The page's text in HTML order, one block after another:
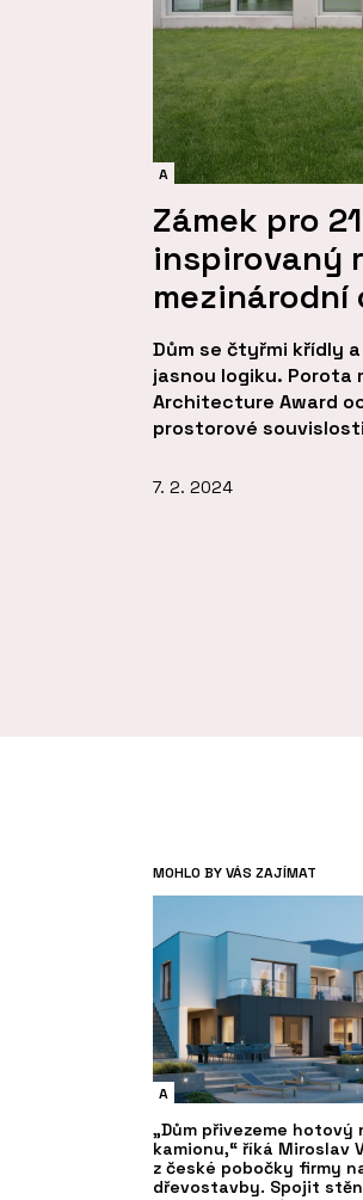
A
Zámek pro
inspirovaný
mezinárodní
Dům se čtyřmi křídly
jasnou logiku. Porota
Architecture Award
prostorové
7. 2. 2024
MOHLO BY VÁS ZAJÍMAT
A
„Dům přivezeme hotový
kamionu,“ říká Miroslav
z české pobočky firmy
dřevostavby. Spojit